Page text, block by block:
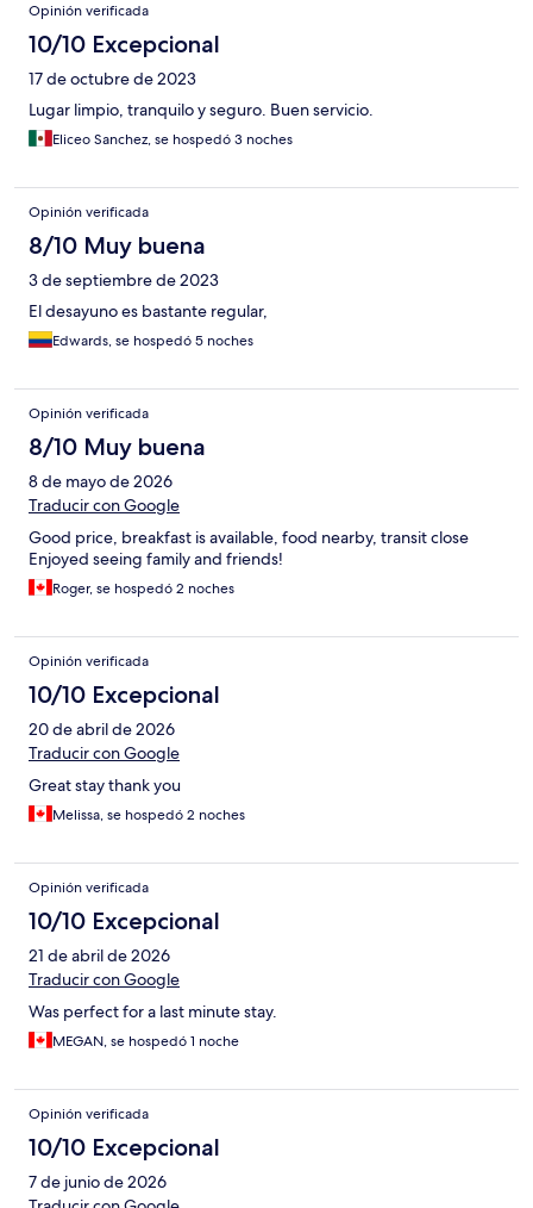
Opinión verificada
10/10 Excepcional
17 de octubre de 2023
Lugar limpio, tranquilo y seguro. Buen servicio.
Eliceo Sanchez, se hospedó 3 noches
Opinión verificada
8/10 Muy buena
3 de septiembre de 2023
El desayuno es bastante regular,
Edwards, se hospedó 5 noches
Opinión verificada
8/10 Muy buena
8 de mayo de 2026
Traducir con Google
Good price, breakfast is available, food nearby, transit close
Enjoyed seeing family and friends!
Roger, se hospedó 2 noches
Opinión verificada
10/10 Excepcional
20 de abril de 2026
Traducir con Google
Great stay thank you
Melissa, se hospedó 2 noches
Opinión verificada
10/10 Excepcional
21 de abril de 2026
Traducir con Google
Was perfect for a last minute stay.
MEGAN, se hospedó 1 noche
Opinión verificada
10/10 Excepcional
7 de junio de 2026